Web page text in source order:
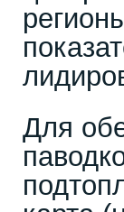
Для